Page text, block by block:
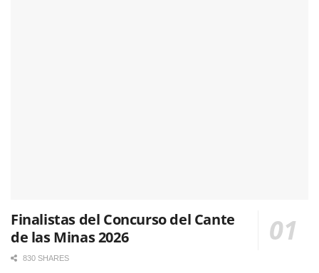
Finalistas del Concurso del Cante
de las Minas 2026
830 SHARES